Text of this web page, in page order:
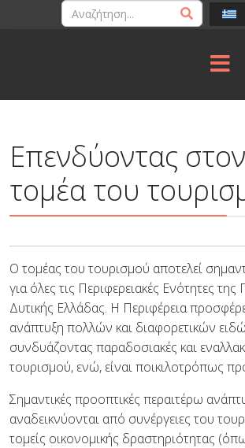
Επενδύοντας στον
τομέα του
Ο τομέας του τουρισμού αποτελεί
για όλες τις Περιφερειακές Ενότητες της
Δυτικής Ελλάδας. Η Περιφέρεια
ανάπτυξη πολλών και διαφορετικών
συνδυάζοντας παραδοσιακές και
τουρισμού, ενώ, είναι ποικιλοτρόπως
Σημαντικές προοπτικές περαιτέρω
αναδεικνύονται από συνέργειες του
τομείς οικονομικής δραστηριότητας